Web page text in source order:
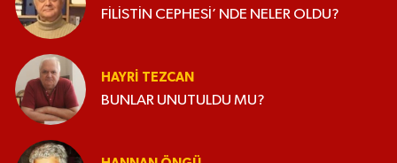
FİLİSTİN CEPHESİ’ NDE NELER OLDU?
HAYRI TEZCAN
BUNLAR UNUTULDU MU?